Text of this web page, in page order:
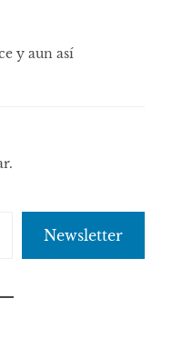
y aun así
Newsletter